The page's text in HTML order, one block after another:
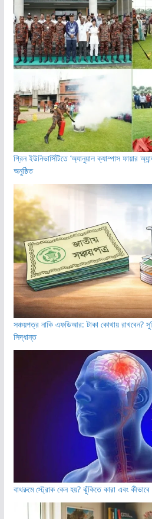
গ্রিন ইউনিভার্সিটিতে ‘অ্যানুয়াল ক্যাম্পাস ফায়ার
অনুষ্ঠিত
সঞ্চয়পত্র নাকি এফডিআর: টাকা কোথায় রাখবেন?
সিদ্ধান্ত
বাথরুমে স্ট্রোক কেন হয়? ঝুঁকিতে কারা এবং কীভাবে